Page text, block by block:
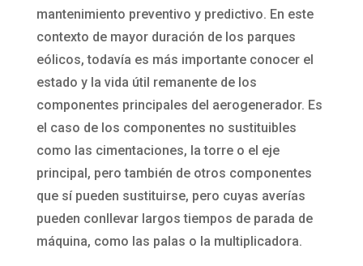
mantenimiento preventivo y predictivo. En este
contexto de mayor duración de los parques
eólicos, todavía es más importante conocer el
estado y la vida útil remanente de los
componentes principales del aerogenerador. Es
el caso de los componentes no sustituibles
como las cimentaciones, la torre o el eje
principal, pero también de otros componentes
que sí pueden sustituirse, pero cuyas averías
pueden conllevar largos tiempos de parada de
máquina, como las palas o la multiplicadora.